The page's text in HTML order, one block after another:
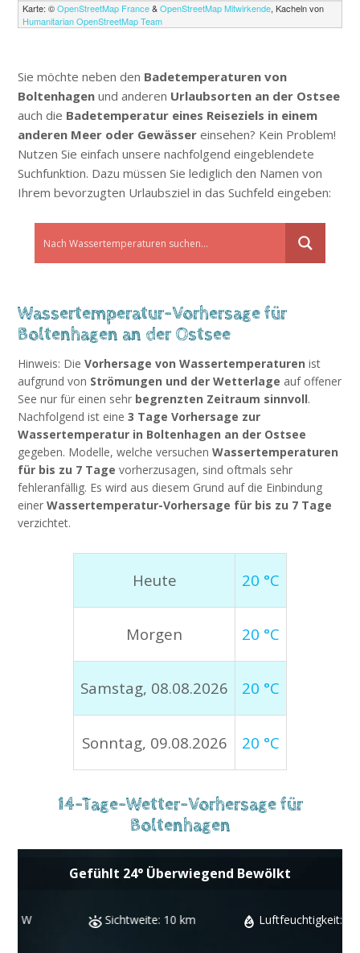
Karte: ©OpenStreetMap France&OpenStreetMap Mitwirkende, Kacheln von
Humanitarian OpenStreetMap Team
Sie möchte neben den Badetemperaturen von
Boltenhagen und anderen Urlaubsorten an der Ostsee
auch die Badetemperatur eines Reiseziels in einem
anderen Meer oder Gewässer einsehen? Kein Problem!
Nutzen Sie einfach unsere nachfolgend eingeblendete
Suchfunktion. Dazu müssen Sie lediglich den Namen von
Ihrem bevorzugten Urlaubsziel in das Suchfeld eingeben:
Wassertemperatur-Vorhersage für
Boltenhagen an der Ostsee
Hinweis: DieVorhersage von Wassertemperaturen ist
aufgrund von Strömungen und der Wetterlage auf offener
See nur für einen sehr begrenzten Zeitraum sinnvoll.
Nachfolgend ist eine3 Tage Vorhersage zur
Wassertemperatur in Boltenhagen an der Ostsee
gegeben. Modelle, welche versuchenWassertemperaturen
für bis zu 7 Tage vorherzusagen, sind oftmals sehr
fehleranfällig. Es wird aus diesem Grund auf die Einbindung
einerWassertemperatur-Vorhersage für bis zu 7 Tage
verzichtet.
Heute 20 °C
Morgen 20 °C
Samstag, 08.08.2026 20 °C
Sonntag, 09.08.2026 20 °C
14-Tage-Wetter-Vorhersage für
Boltenhagen
Gefühlt 24° Überwiegend Bewölkt
Sichtweite: 10 km Luftfeuchtigkeit: 45 %